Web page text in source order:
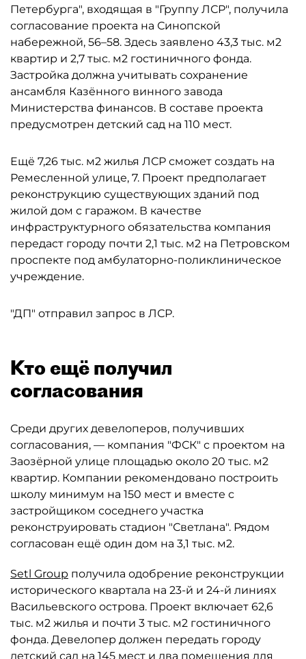
Петербурга", входящая в "Группу ЛСР", получила
согласование проекта на Синопской
набережной, 56–58. Здесь заявлено 43,3 тыс. м2
квартир и 2,7 тыс. м2 гостиничного фонда.
Застройка должна учитывать сохранение
ансамбля Казённого винного завода
Министерства финансов. В составе проекта
предусмотрен детский сад на 110 мест.
Ещё 7,26 тыс. м2 жилья ЛСР сможет создать на
Ремесленной улице, 7. Проект предполагает
реконструкцию существующих зданий под
жилой дом с гаражом. В качестве
инфраструктурного обязательства компания
передаст городу почти 2,1 тыс. м2 на Петровском
проспекте под амбулаторно-поликлиническое
учреждение.
"ДП" отправил запрос в ЛСР.
Кто ещё получил
согласования
Среди других девелоперов, получивших
согласования, — компания "ФСК" с проектом на
Заозёрной улице площадью около 20 тыс. м2
квартир. Компании рекомендовано построить
школу минимум на 150 мест и вместе с
застройщиком соседнего участка
реконструировать стадион "Светлана". Рядом
согласован ещё один дом на 3,1 тыс. м2.
Setl Group получила одобрение реконструкции
исторического квартала на 23-й и 24-й линиях
Васильевского острова. Проект включает 62,6
тыс. м2 жилья и почти 3 тыс. м2 гостиничного
фонда. Девелопер должен передать городу
детский сад на 145 мест и два помещения для